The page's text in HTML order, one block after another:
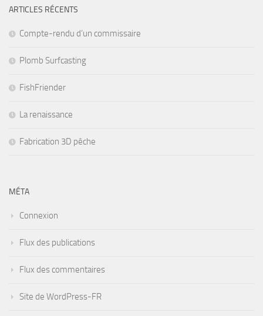
ARTICLES RÉCENTS
Compte-rendu d’un commissaire
Plomb Surfcasting
FishFriender
La renaissance
Fabrication 3D pêche
MÉTA
Connexion
Flux des publications
Flux des commentaires
Site de WordPress-FR